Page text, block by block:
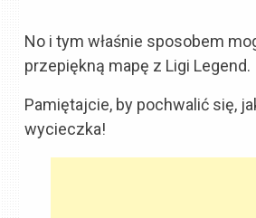
No i tym właśnie sposobem
przepiękną mapę z Ligi Legend.
Pamiętajcie, by pochwalić się,
wycieczka!